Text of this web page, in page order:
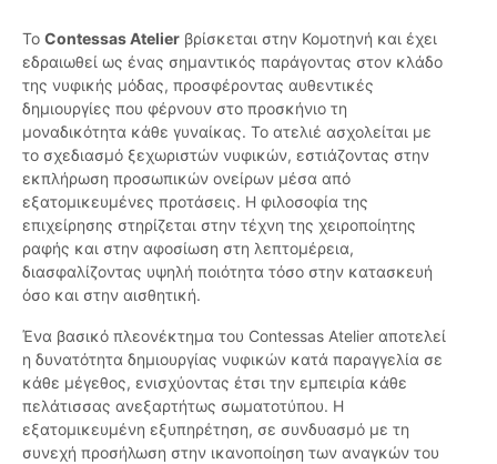
Το Contessas Atelier βρίσκεται στην Κομοτηνή και έχει
εδραιωθεί ως ένας σημαντικός παράγοντας στον κλάδο
της νυφικής μόδας, προσφέροντας αυθεντικές
δημιουργίες που φέρνουν στο προσκήνιο τη
μοναδικότητα κάθε γυναίκας. Το ατελιέ ασχολείται με
το σχεδιασμό ξεχωριστών νυφικών, εστιάζοντας στην
εκπλήρωση προσωπικών ονείρων μέσα από
εξατομικευμένες προτάσεις. Η φιλοσοφία της
επιχείρησης στηρίζεται στην τέχνη της χειροποίητης
ραφής και στην αφοσίωση στη λεπτομέρεια,
διασφαλίζοντας υψηλή ποιότητα τόσο στην κατασκευή
όσο και στην αισθητική.
Ένα βασικό πλεονέκτημα του Contessas Atelier αποτελεί
η δυνατότητα δημιουργίας νυφικών κατά παραγγελία σε
κάθε μέγεθος, ενισχύοντας έτσι την εμπειρία κάθε
πελάτισσας ανεξαρτήτως σωματοτύπου. Η
εξατομικευμένη εξυπηρέτηση, σε συνδυασμό με τη
συνεχή προσήλωση στην ικανοποίηση των αναγκών του